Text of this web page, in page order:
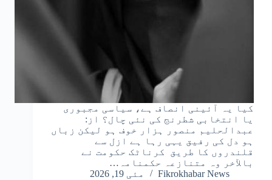
کیا یہ آئینی انصاف ہے، سیاسی مجبوری
یا انتخابی شطرنج کی نئی چال؟ از:
عبدالحلیم منصور ہزار خوف ہو لیکن زباں
ہو دل کی رفیق یہی رہا ہے ازل سے
قلندروں کا طریق کرناٹک حکومت نے
بالآخر وہ متنازعہ حکمنامہ…
Fikrokhabar News
مئی 19, 2026